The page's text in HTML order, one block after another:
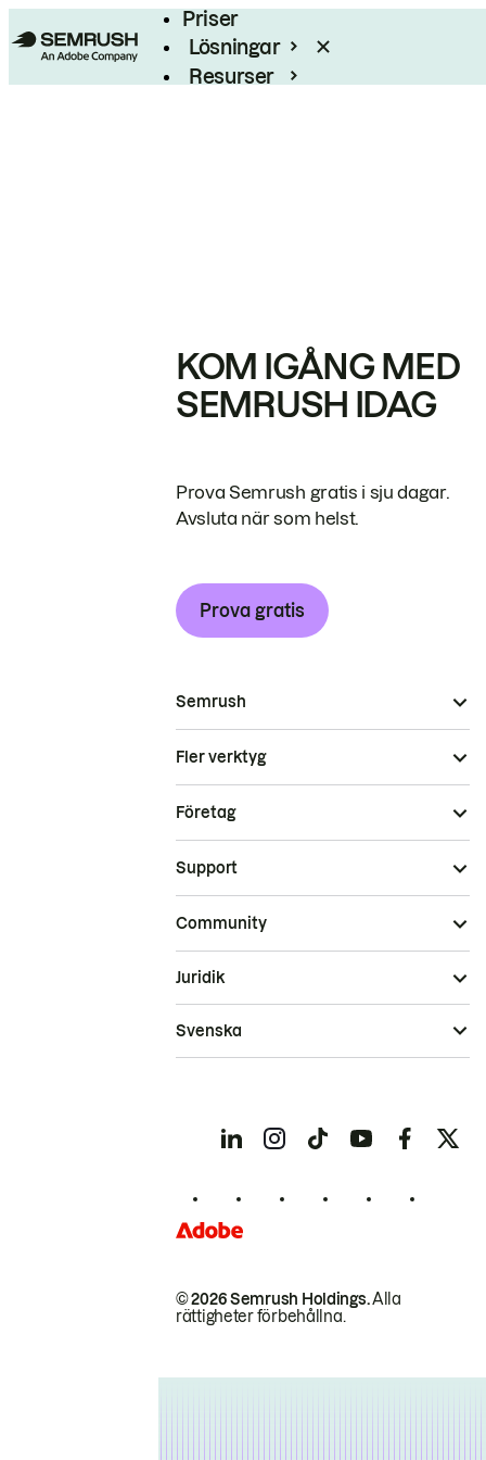
Priser
Lösningar
Resurser
KOM IGÅNG MED
SEMRUSH IDAG
Prova Semrush gratis i sju dagar.
Avsluta när som helst.
Prova gratis
Semrush
Fler verktyg
Företag
Support
Community
© 2026 Semrush Holdings.Alla
rättigheter förbehållna.
Juridik
Svenska